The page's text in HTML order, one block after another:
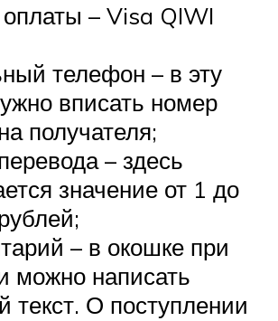
– Visa QIWI
телефон – в эту
вписать номер
получателя;
– здесь
значение от 1 до
– в окошке при
можно написать
текст. О поступлении